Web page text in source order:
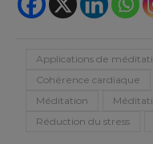
Applications de
Cohérence cardiaque
Méditation
Réduction du stress